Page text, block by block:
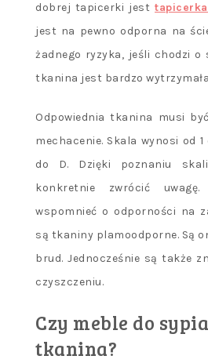
dobrej tapicerki jest
jest na pewno odporna na
żadnego ryzyka, jeśli chodzi o
tkanina jest bardzo
Odpowiednia tkanina musi
mechacenie. Skala wynosi od
do D. Dzięki poznaniu
konkretnie zwrócić
wspomnieć o odporności na
są tkaniny plamoodporne. Są
brud. Jednocześnie są także
czyszczeniu.
Czy meble do
tkanina?